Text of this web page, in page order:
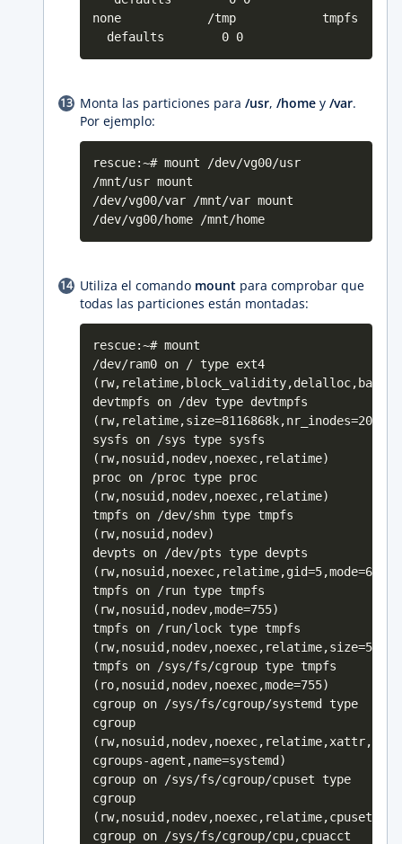
none /tmp tmpfs
defaults 0 0
Monta las particiones para /usr, /home y /var.
Por ejemplo:
rescue:~# mount /dev/vg00/usr
/mnt/usr mount
/dev/vg00/var /mnt/var mount
/dev/vg00/home /mnt/home
Utiliza el comando mount para comprobar que
todas las particiones están montadas:
rescue:~# mount
/dev/ram0 on / type ext4
devtmpfs on /dev type devtmpfs
sysfs on /sys type sysfs
(rw,nosuid,nodev,noexec,relatime)
proc on /proc type proc
(rw,nosuid,nodev,noexec,relatime)
tmpfs on /dev/shm type tmpfs
(rw,nosuid,nodev)
devpts on /dev/pts type devpts
(rw,nosuid,noexec,relatime,gid=5,mode=620)
tmpfs on /run type tmpfs
(rw,nosuid,nodev,mode=755)
tmpfs on /run/lock type tmpfs
tmpfs on /sys/fs/cgroup type tmpfs
(ro,nosuid,nodev,noexec,mode=755)
cgroup on /sys/fs/cgroup/systemd type
cgroup
cgroups-agent,name=systemd)
cgroup on /sys/fs/cgroup/cpuset type
cgroup
(rw,nosuid,nodev,noexec,relatime,cpuset)
cgroup on /sys/fs/cgroup/cpu,cpuacct